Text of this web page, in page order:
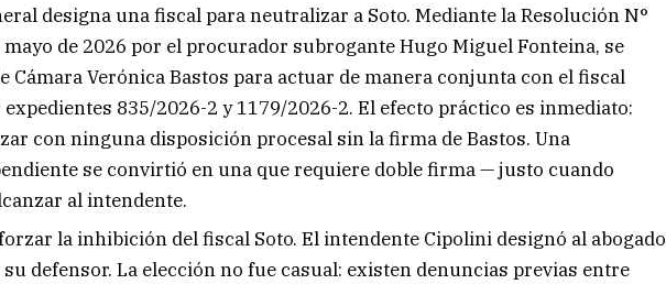
designa una fiscal para neutralizar a Soto. Mediante la Resolución N°
mayo de 2026 por el procurador subrogante Hugo Miguel Fonteina, se
Cámara Verónica Bastos para actuar de manera conjunta con el fiscal
835/2026-2 y 1179/2026-2. El efecto práctico es inmediato:
con ninguna disposición procesal sin la firma de Bastos. Una
se convirtió en una que requiere doble firma — justo cuando
al intendente.
la inhibición del fiscal Soto. El intendente Cipolini designó al abogado
defensor. La elección no fue casual: existen denuncias previas entre